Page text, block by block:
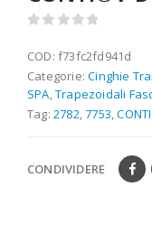
COD: f73fc2fd941d
Categorie:Cinghie
SPA ,Trapezoidali
Tag: 2782 ,7753 ,
CONDIVIDERE